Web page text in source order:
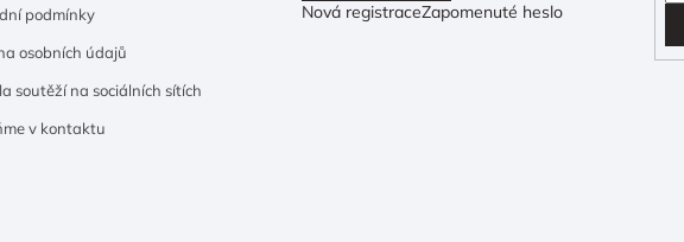
podmínky
osobních údajů
soutěží na sociálních sítích
v kontaktu
Nová registraceZapomenuté heslo